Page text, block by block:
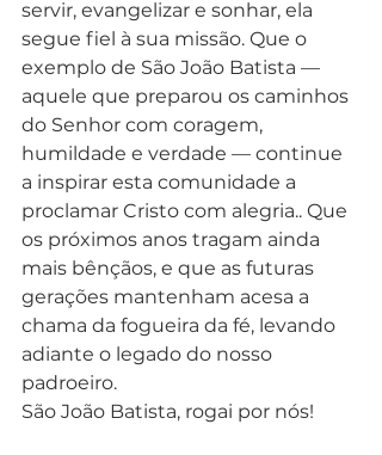
servir, evangelizar e sonhar, ela
segue fiel à sua missão. Que o
exemplo de São João Batista —
aquele que preparou os caminhos
do Senhor com coragem,
humildade e verdade — continue
a inspirar esta comunidade a
proclamar Cristo com alegria.. Que
os próximos anos tragam ainda
mais bênçãos, e que as futuras
gerações mantenham acesa a
chama da fogueira da fé, levando
adiante o legado do nosso
padroeiro.
São João Batista, rogai por nós!